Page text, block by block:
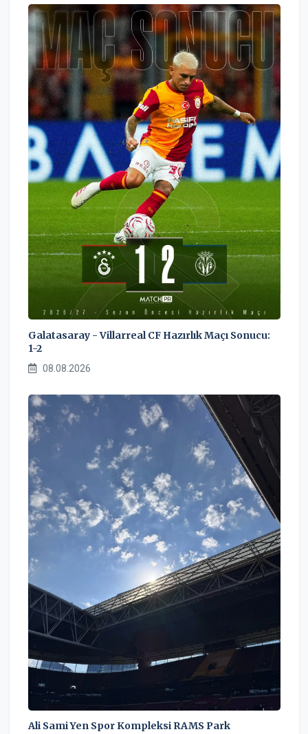
Galatasaray - Villarreal CF Hazırlık Maçı Sonucu:
1-2
08.08.2026
Ali Sami Yen Spor Kompleksi RAMS Park